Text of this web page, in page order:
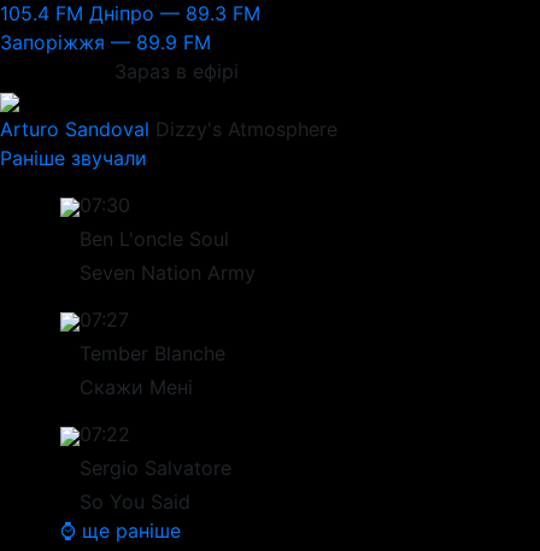
105.4 FM Дніпро — 89.3 FM
Запоріжжя — 89.9 FM
Зараз в ефірі
Arturo Sandoval Dizzy's Atmosphere
Раніше звучали
07:30
Ben L'oncle Soul
Seven Nation Army
07:27
Tember Blanche
Скажи Мені
07:22
Sergio Salvatore
So You Said
⌚ ще раніше